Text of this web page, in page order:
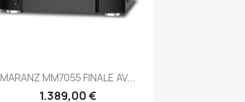
Anteprima
MARANZ MM7055 FINALE AV...
1.389,00 €